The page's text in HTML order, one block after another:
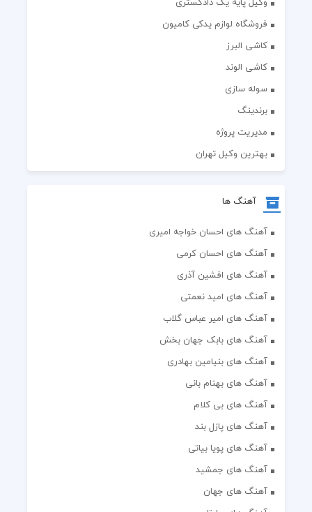
فروشگاه لوازم یدکی کامیون
کاشی البرز
کاشی الوند
سوله سازی
برندینگ
مدیریت پروژه
بهترین وکیل تهران
آهنگ ها
آهنگ های احسان خواجه امیری
آهنگ های احسان کرمی
آهنگ های افشین آذری
آهنگ های امید نعمتی
آهنگ های امیر عباس گلاب
آهنگ های بابک جهان بخش
آهنگ های بنیامین بهادری
آهنگ های بهنام بانی
آهنگ های بی کلام
آهنگ های پازل بند
آهنگ های پویا بیاتی
آهنگ های جمشید
آهنگ های جهان